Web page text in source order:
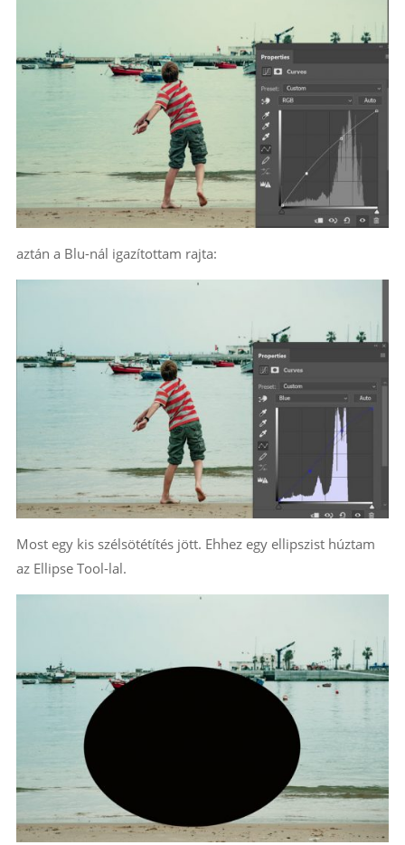
aztán a Blu-nál igazítottam rajta:
Most egy kis szélsötétítés jött. Ehhez egy ellipszist húztam
az Ellipse Tool-lal.